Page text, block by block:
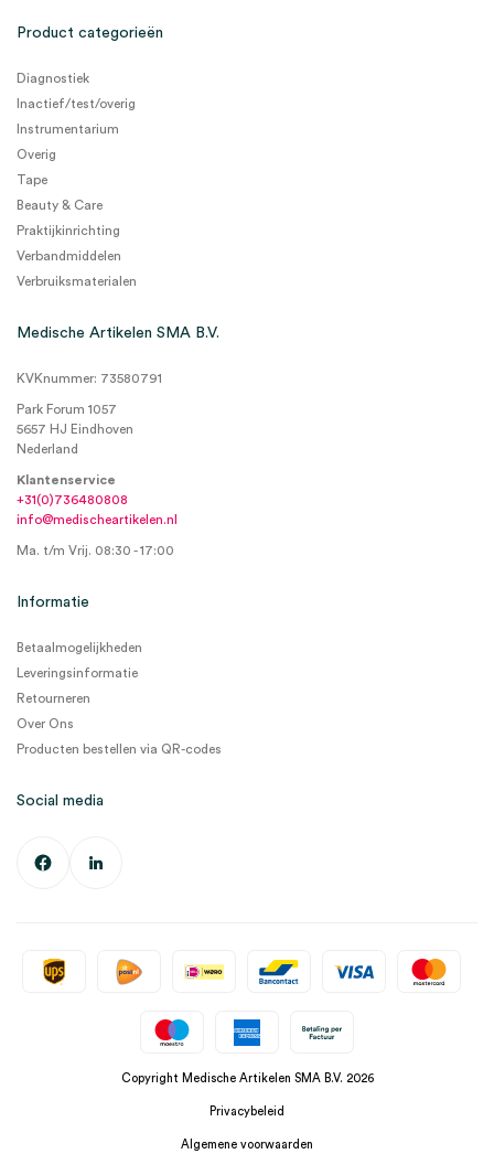
Product categorieën
Diagnostiek
Inactief/test/overig
Instrumentarium
Overig
Tape
Beauty & Care
Praktijkinrichting
Verbandmiddelen
Verbruiksmaterialen
Medische Artikelen SMA B.V.
KVKnummer: 73580791
Park Forum 1057
5657 HJ Eindhoven
Nederland
Klantenservice
+31(0)736480808
info@medischeartikelen.nl
Ma. t/m Vrij. 08:30 - 17:00
Informatie
Betaalmogelijkheden
Leveringsinformatie
Retourneren
Over Ons
Producten bestellen via QR-codes
Social media
Copyright Medische Artikelen SMA B.V. 2026
Privacybeleid
Algemene voorwaarden